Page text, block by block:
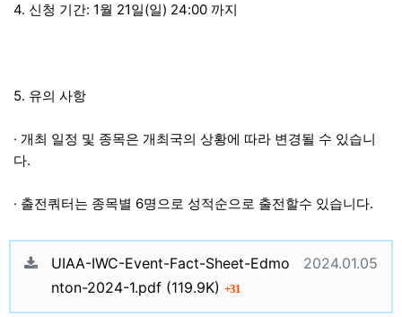
4. 신청 기간: 1월 21일(일) 24:00 까지
5. 유의 사항
· 개최 일정 및 종목은 개최국의 상황에 따라 변경될 수 있습니
다.
· 출전쿼터는 종목별 6명으로 성적순으로 출전할수 있습니다.
관련자료
UIAA-IWC-Event-Fact-Sheet-Edmo
nton-2024-1.pdf 파일크기
(119.9K) 31
등록일
2024.01.05